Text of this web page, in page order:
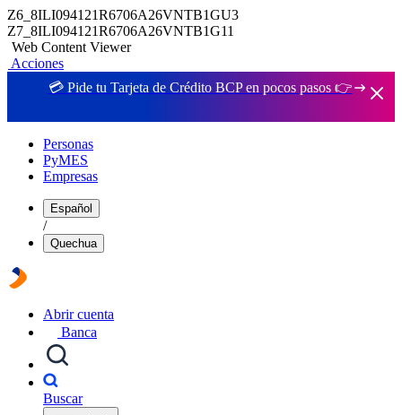
Z6_8ILI094121R6706A26VNTB1GU3
Z7_8ILI094121R6706A26VNTB1G11
Web Content Viewer
Acciones
💳 Pide tu Tarjeta de Crédito BCP en pocos pasos 👉
Personas
PyMES
Empresas
Español
/
Quechua
Abrir cuenta
Banca
Buscar